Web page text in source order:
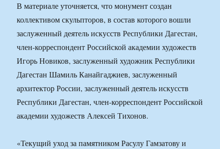
В материале уточняется, что монумент создан
коллективом скульпторов, в состав которого вошли
заслуженный деятель искусств Республики Дагестан,
член-корреспондент Российской академии художеств
Игорь Новиков, заслуженный художник Республики
Дагестан Шамиль Канайгаджиев, заслуженный
архитектор России, заслуженный деятель искусств
Республики Дагестан, член-корреспондент Российской
академии художеств Алексей Тихонов.
«Текущий уход за памятником Расулу Гамзатову и